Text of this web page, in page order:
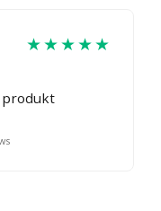
★★★★★
produkt